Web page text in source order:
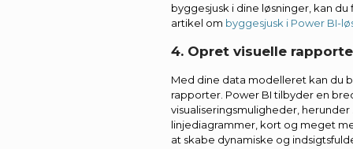
byggesjusk i dine løsninger, kan
artikel om byggesjusk i Power BI-
4. Opret visuelle
Med dine data modelleret kan du
rapporter. Power BI tilbyder en
visualiseringsmuligheder,
linjediagrammer, kort og meget
at skabe dynamiske og